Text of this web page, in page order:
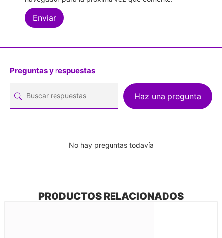
Preguntas y respuestas
Haz una pregunta
No hay preguntas todavía
PRODUCTOS RELACIONADOS